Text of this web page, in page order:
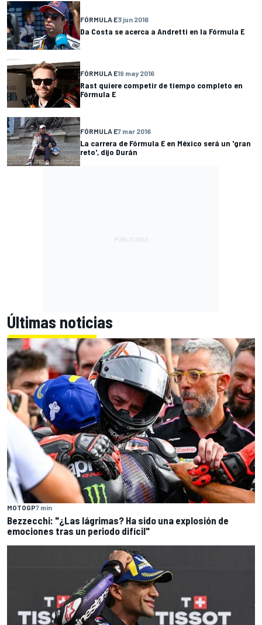
FÓRMULA E3 jun 2016
Da Costa se acerca a Andretti en la Fórmula E
FÓRMULA E19 may 2016
Rast quiere competir de tiempo completo en
Fórmula E
FÓRMULA E7 mar 2016
La carrera de Fórmula E en México será un 'gran
reto', dijo Durán
Últimas noticias
MOTOGP7 min
Bezzecchi: "¿Las lágrimas? Ha sido una explosión de
emociones tras un periodo difícil"